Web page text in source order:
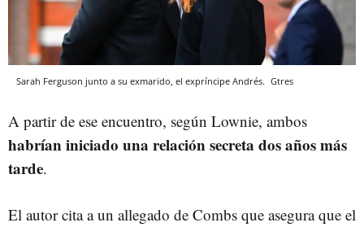
Sarah Ferguson junto a su exmarido, el expríncipe Andrés. Gtres
A partir de ese encuentro, según Lownie, ambos
habrían iniciado una relación secreta dos años más
tarde.
El autor cita a un allegado de Combs que asegura que el